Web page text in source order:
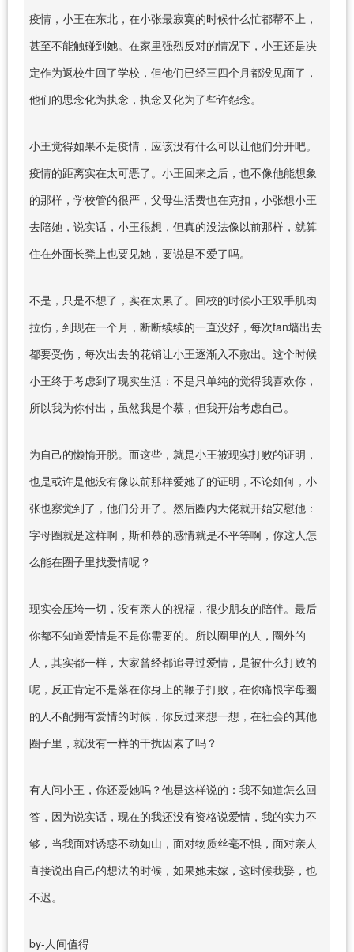
疫情，小王在东北，在小张最寂寞的时候什么忙都帮不上，
甚至不能触碰到她。在家里强烈反对的情况下，小王还是决
定作为返校生回了学校，但他们已经三四个月都没见面了，
他们的思念化为执念，执念又化为了些许怨念。
小王觉得如果不是疫情，应该没有什么可以让他们分开吧。
疫情的距离实在太可恶了。小王回来之后，也不像他能想象
的那样，学校管的很严，父母生活费也在克扣，小张想小王
去陪她，说实话，小王很想，但真的没法像以前那样，就算
住在外面长凳上也要见她，要说是不爱了吗。
不是，只是不想了，实在太累了。回校的时候小王双手肌肉
拉伤，到现在一个月，断断续续的一直没好，每次fan墙出去
都要受伤，每次出去的花销让小王逐渐入不敷出。这个时候
小王终于考虑到了现实生活：不是只单纯的觉得我喜欢你，
所以我为你付出，虽然我是个慕，但我开始考虑自己。
为自己的懒惰开脱。而这些，就是小王被现实打败的证明，
也是或许是他没有像以前那样爱她了的证明，不论如何，小
张也察觉到了，他们分开了。然后圈内大佬就开始安慰他：
字母圈就是这样啊，斯和慕的感情就是不平等啊，你这人怎
么能在圈子里找爱情呢？
现实会压垮一切，没有亲人的祝福，很少朋友的陪伴。最后
你都不知道爱情是不是你需要的。所以圈里的人，圈外的
人，其实都一样，大家曾经都追寻过爱情，是被什么打败的
呢，反正肯定不是落在你身上的鞭子打败，在你痛恨字母圈
的人不配拥有爱情的时候，你反过来想一想，在社会的其他
圈子里，就没有一样的干扰因素了吗？
有人问小王，你还爱她吗？他是这样说的：我不知道怎么回
答，因为说实话，现在的我还没有资格说爱情，我的实力不
够，当我面对诱惑不动如山，面对物质丝毫不惧，面对亲人
直接说出自己的想法的时候，如果她未嫁，这时候我娶，也
不迟。
by-人间值得